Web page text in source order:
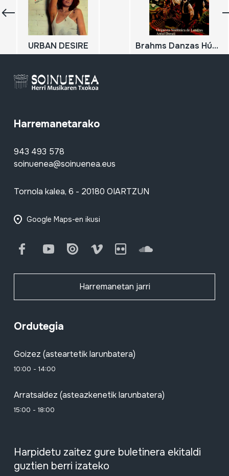
URBAN DESIRE Brahms Danzas Húngaras
Harremanetarako
943 493 578
soinuenea@soinuenea.eus
Tornola kalea, 6 - 20180 OIARTZUN
Google Maps-en ikusi
FacebookYoutube Issuu Vimeo Flickr SoundCloud
Harremanetan jarri
Ordutegia
Goizez (asteartetik larunbatera)
10:00 - 14:00
Arratsaldez (asteazkenetik larunbatera)
15:00 - 18:00
Harpidetu zaitez gure buletinera ekitaldi
guztien berri izateko